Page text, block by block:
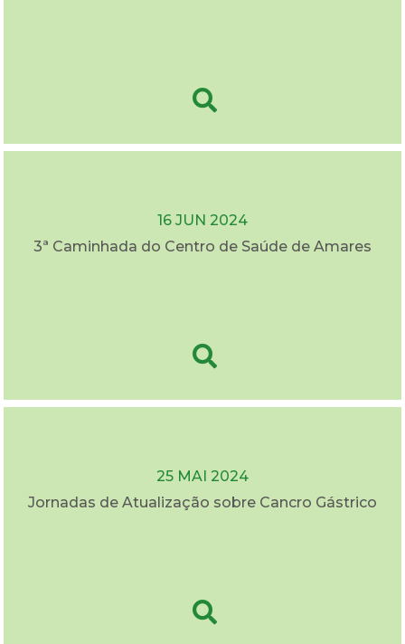
16 JUN 2024
3ª Caminhada do Centro de Saúde de Amares
25 MAI 2024
Jornadas de Atualização sobre Cancro Gástrico